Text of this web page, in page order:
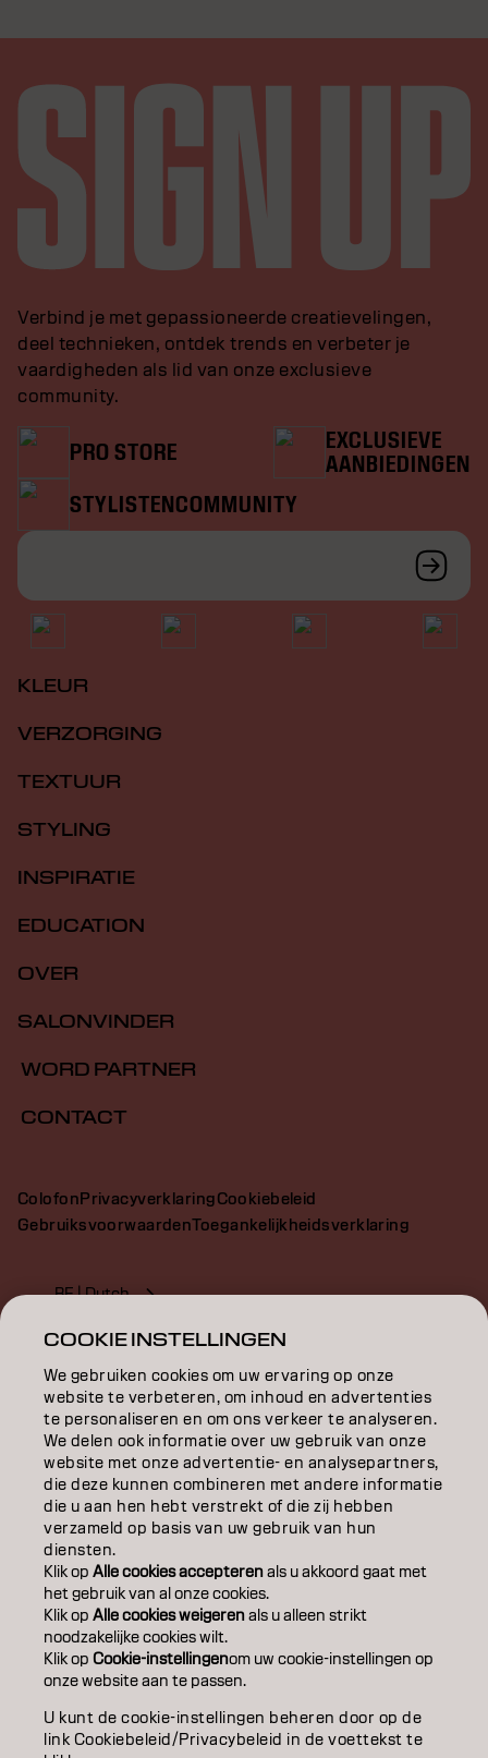
Verbind je met gepassioneerde creatievelingen,
deel technieken, ontdek trends en verbeter je
vaardigheden als lid van onze exclusieve
community.
PRO STORE
EXCLUSIEVE
AANBIEDINGEN
STYLISTENCOMMUNITY
KLEUR
VERZORGING
TEXTUUR
STYLING
INSPIRATIE
EDUCATION
OVER
SALONVINDER
WORD PARTNER
CONTACT
ColofonPrivacyverklaringCookiebeleid
GebruiksvoorwaardenToegankelijkheidsverklaring
BE | Dutch
Goldwell is part of
Select
your
location:
Africa
Asia
Europe
COOKIE INSTELLINGEN
We gebruiken cookies om uw ervaring op onze
website te verbeteren, om inhoud en advertenties
te personaliseren en om ons verkeer te analyseren.
We delen ook informatie over uw gebruik van onze
website met onze advertentie- en analysepartners,
die deze kunnen combineren met andere informatie
die u aan hen hebt verstrekt of die zij hebben
verzameld op basis van uw gebruik van hun
diensten.
Klik opAlle cookies accepterenals u akkoord gaat met
het gebruik van al onze cookies.
Klik opAlle cookies weigerenals u alleen strikt
noodzakelijke cookies wilt.
Klik opCookie-instellingenom uw cookie-instellingen op
onze website aan te passen.
U kunt de cookie-instellingen beheren door op de
link Cookiebeleid/Privacybeleid in de voettekst te